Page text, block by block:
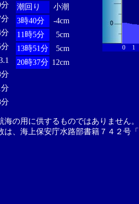
潮回り
小潮
3時40分
-4cm
11時5分
5cm
13時51分
5cm
20時37分 12cm
0 1
海の用に供するものではありません
は、海上保安庁水路部書籍７４２号